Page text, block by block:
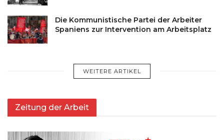
Die Kommunistische Partei der Arbeiter
Spaniens zur Intervention am Arbeitsplatz
WEITERE ARTIKEL
Zeitung der Arbeit